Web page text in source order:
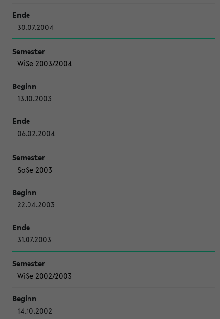
30.07.2004
WiSe 2003/2004
13.10.2003
06.02.2004
SoSe 2003
22.04.2003
31.07.2003
WiSe 2002/2003
14.10.2002